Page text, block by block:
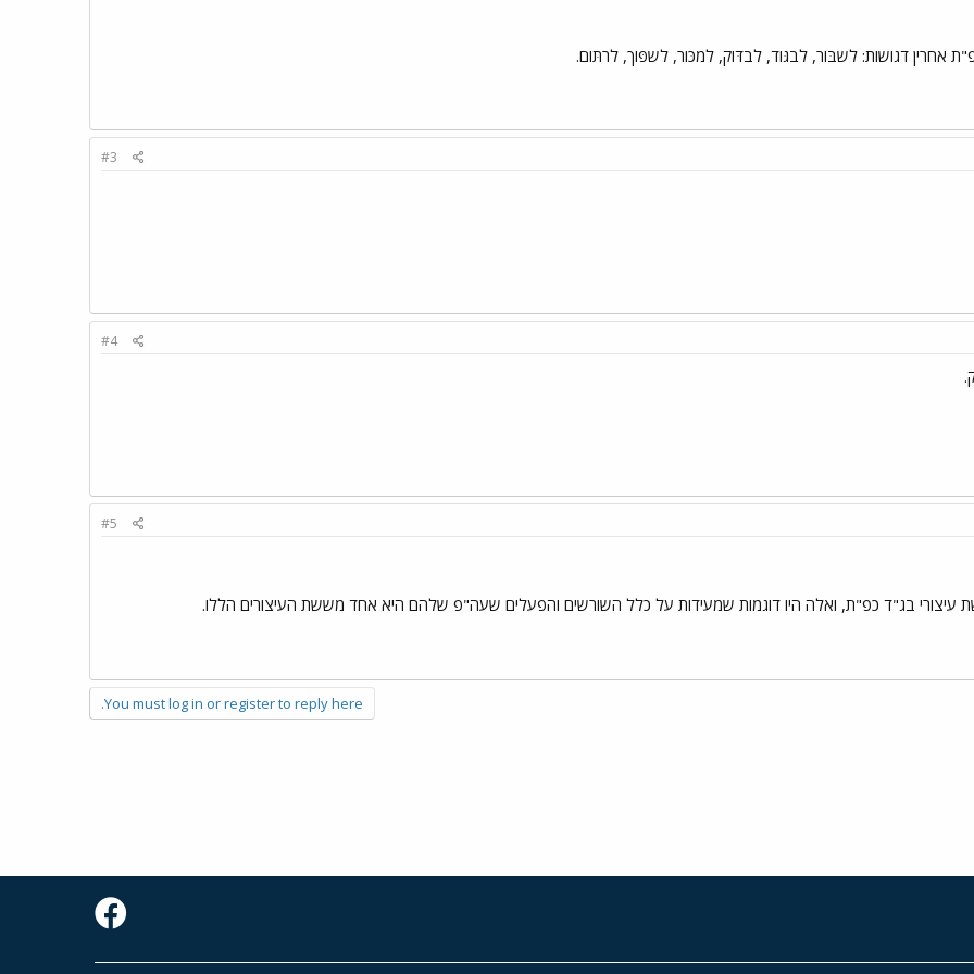
אחרין דגושות: לשבּור, לבגּוד, לבדּוק, למכּור, לשפּוך, לרתּום.
#3
#4
#5
עיצורי בג"ד כפ"ת, ואלה היו דוגמות שמעידות על כלל השורשים והפעלים שעה"פ שלהם היא אחד מששת העיצורים הללו.
You must log in or register to reply here.